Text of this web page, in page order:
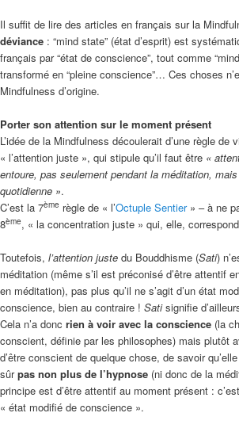
Il suffit de lire des articles en français sur la
déviance : “mind state” (état d’esprit) est
français par “état de conscience”, tout comme
transformé en “pleine conscience”… Ces choses
Mindfulness d’origine.
Porter son attention sur le moment présent
L’idée de la Mindfulness découlerait d’une règle de
« l’attention juste », qui stipule qu’il faut être «
entoure, pas seulement pendant la méditation,
quotidienne ».
C’est la 7ème règle de « l’Octuple Sentier» – à ne
8ème, « la concentration juste » qui, elle,
Toutefois, l’attention juste du Bouddhisme (Sati)
méditation (même s’il est préconisé d’être attentif
en méditation), pas plus qu’il ne s’agit d’un état
conscience, bien au contraire ! Satisignifie
Cela n’a donc rien à voir avec la conscience (la
conscient, définie par les philosophes) mais plutôt
d’être conscient de quelque chose, de savoir
sûrpas non plus de l’hypnose (ni donc de la
principe est d’être attentif au moment présent :
« état modifié de conscience ».